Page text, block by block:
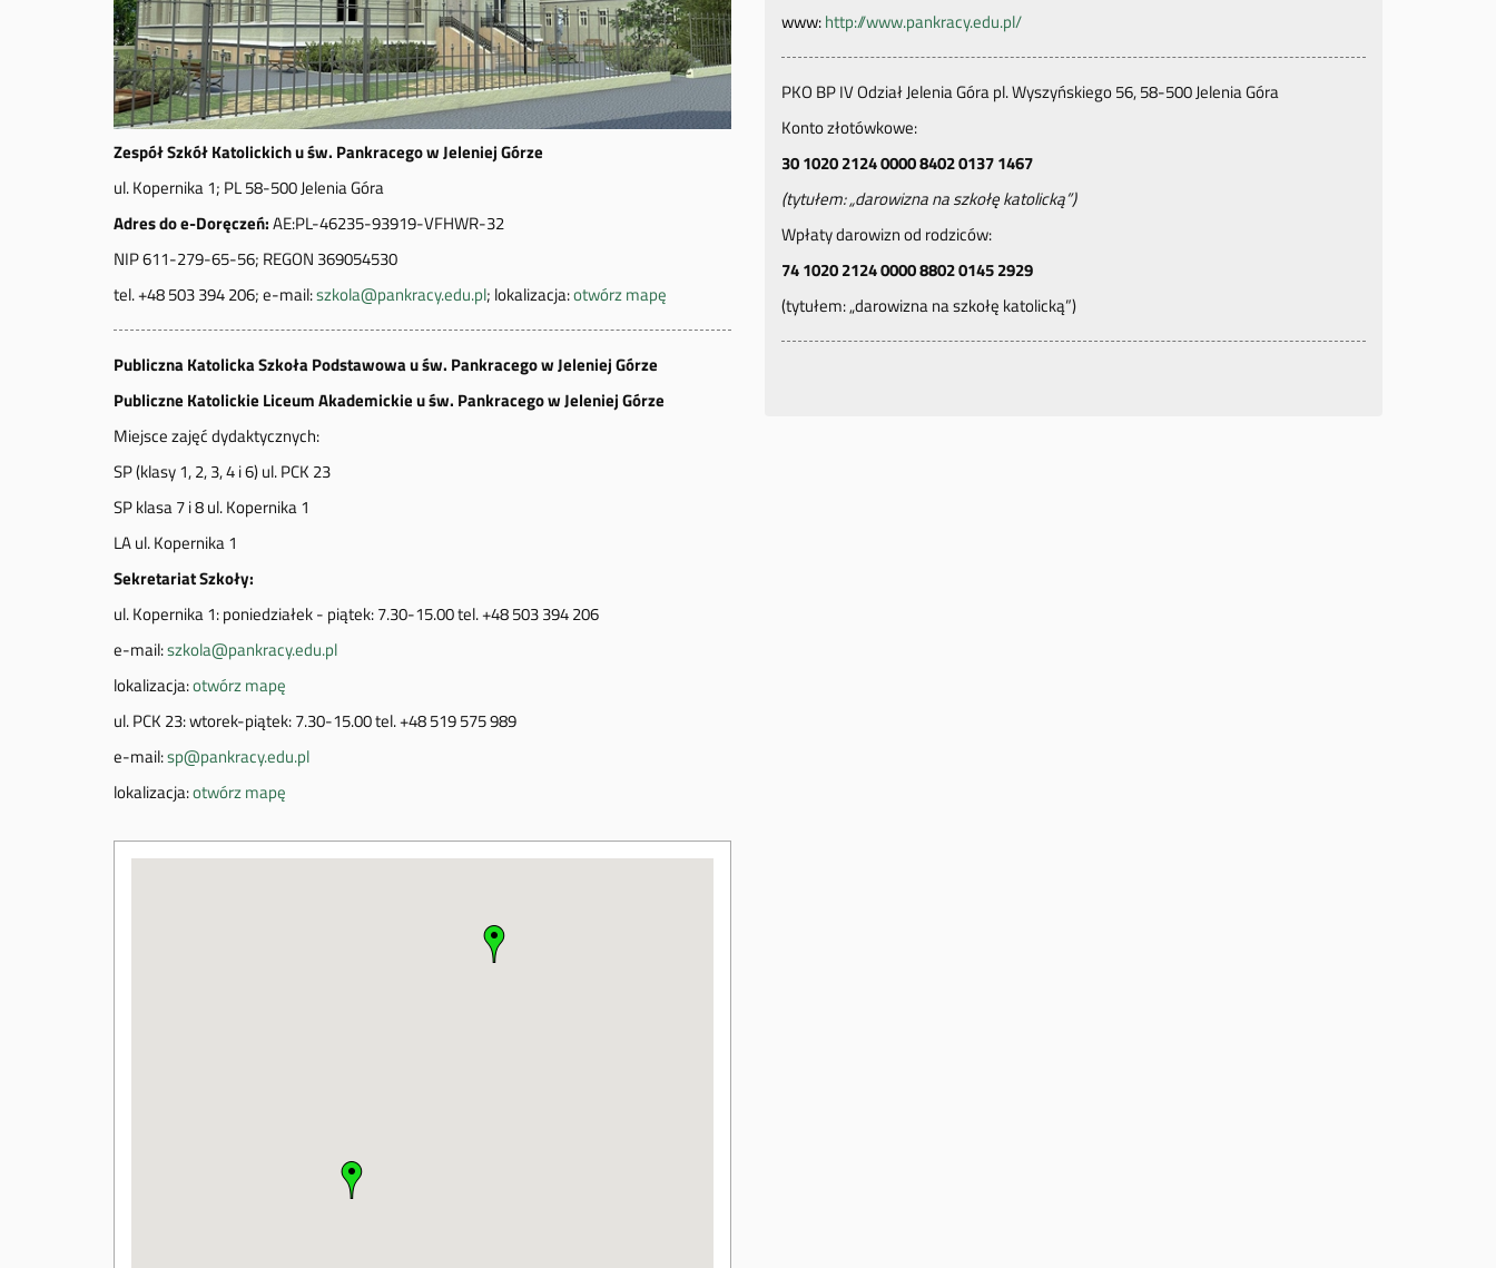
Zespół Szkół Katolickich u św. Pankracego w Jeleniej Górze
ul. Kopernika 1; PL 58-500 Jelenia Góra
Adres do e-Doręczeń:AE:PL-46235-93919-VFHWR-32
NIP 611-279-65-56; REGON 369054530
tel. +48 503 394 206; e-mail:szkola@pankracy.edu.pl; lokalizacja:otwórz mapę
Publiczna Katolicka Szkoła Podstawowa u św. Pankracego w Jeleniej Górze
Publiczne Katolickie Liceum Akademickie u św. Pankracego w Jeleniej Górze
Miejsce zajęć dydaktycznych:
SP (klasy 1, 2, 3, 4 i 6) ul. PCK 23
SP klasa 7 i 8 ul. Kopernika 1
LA ul. Kopernika 1
Sekretariat Szkoły:
ul. Kopernika 1: poniedziałek - piątek: 7.30-15.00 tel. +48 503 394 206
e-mail:szkola@pankracy.edu.pl
lokalizacja:otwórz mapę
ul. PCK 23: wtorek-piątek: 7.30-15.00 tel. +48 519 575 989
e-mail:sp@pankracy.edu.pl
lokalizacja:otwórz mapę
www:http://www.pankracy.edu.pl/
PKO BP IV Odział Jelenia Góra pl. Wyszyńskiego 56, 58-500 Jelenia Góra
Konto złotówkowe:
30 1020 2124 0000 8402 0137 1467
(tytułem: „darowizna na szkołę katolicką”)
Wpłaty darowizn od rodziców:
74 1020 2124 0000 8802 0145 2929
(tytułem: „darowizna na szkołę katolicką”)